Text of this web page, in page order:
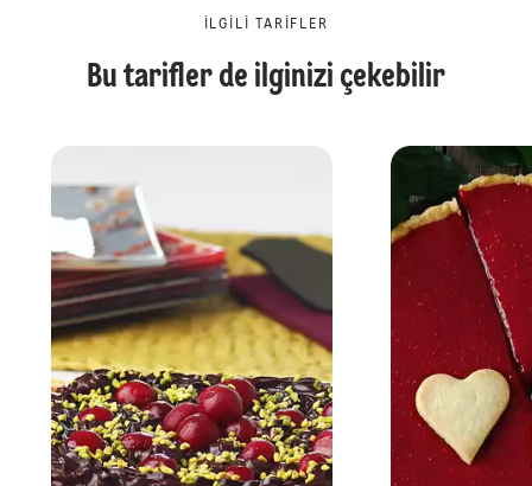
İLGILI TARIFLER
Bu tarifler de ilginizi çekebilir